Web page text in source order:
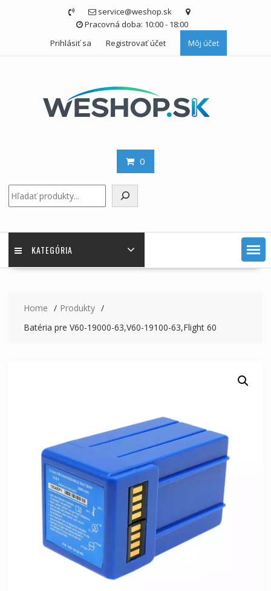
service@weshop.sk
Pracovná doba: 10:00 - 18:00
Prihlásiť sa
Registrovať účet Môj účet
0
KATEGÓRIA
Home
Produkty
Batéria pre V60-19000-63,V60-19100-63,Flight 60